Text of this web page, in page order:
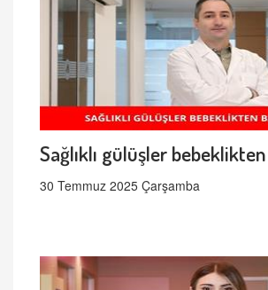
Sağlıklı gülüşler
30 Temmuz 2025 Çarşamba